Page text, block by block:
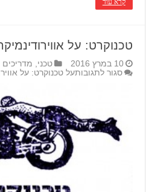
קרא עוד
טכנוקרט: על
10 במרץ 2016 טכני, מדריכים
סגור לתגובותעל טכנוקרט: על